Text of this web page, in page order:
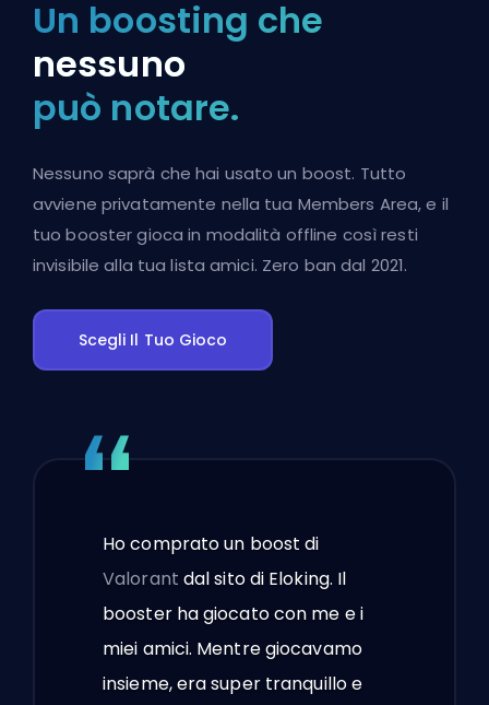
Un boosting che
nessuno
può notare.
Nessuno saprà che hai usato un boost. Tutto
avviene privatamente nella tua Members Area, e il
tuo booster gioca in modalità offline così resti
invisibile alla tua lista amici. Zero ban dal 2021.
Scegli Il Tuo Gioco
Ho comprato un boost di
Valorant dal sito di Eloking. Il
booster ha giocato con me e i
miei amici. Mentre giocavamo
insieme, era super tranquillo e